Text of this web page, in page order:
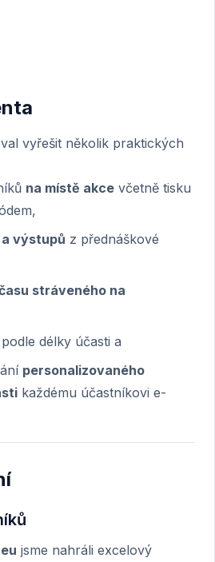
vyřešit několik praktických
na místě akce včetně tisku
výstupů z přednáškové
stráveného na
podle délky účasti a
personalizovaného
každému účastníkovi e-
jsme nahráli excelový